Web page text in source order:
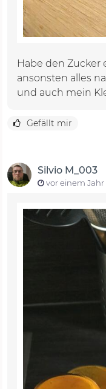
Habe den Zucker
ansonsten alles
und auch mein
Gefällt mir
Silvio M_003
vor einem Jahr